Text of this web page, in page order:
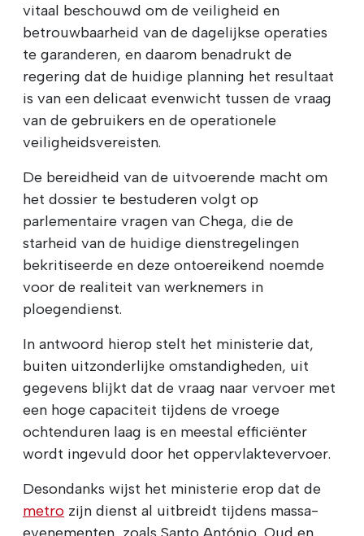
vitaal beschouwd om de veiligheid en
betrouwbaarheid van de dagelijkse operaties
te garanderen, en daarom benadrukt de
regering dat de huidige planning het resultaat
is van een delicaat evenwicht tussen de vraag
van de gebruikers en de operationele
veiligheidsvereisten.
De bereidheid van de uitvoerende macht om
het dossier te bestuderen volgt op
parlementaire vragen van Chega, die de
starheid van de huidige dienstregelingen
bekritiseerde en deze ontoereikend noemde
voor de realiteit van werknemers in
ploegendienst.
In antwoord hierop stelt het ministerie dat,
buiten uitzonderlijke omstandigheden, uit
gegevens blijkt dat de vraag naar vervoer met
een hoge capaciteit tijdens de vroege
ochtenduren laag is en meestal efficiënter
wordt ingevuld door het oppervlaktevervoer.
Desondanks wijst het ministerie erop dat de
metro zijn dienst al uitbreidt tijdens massa-